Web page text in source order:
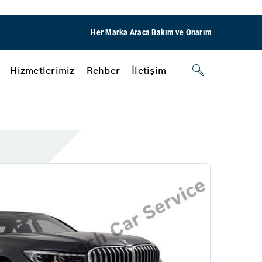
Her Marka Araca Bakım ve Onarım
Hizmetlerimiz Rehber İletişim